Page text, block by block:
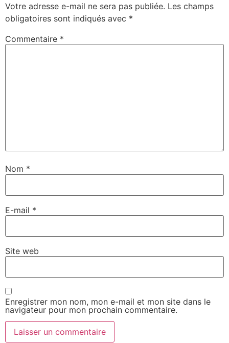
Votre adresse e-mail ne sera pas publiée. Les champs
obligatoires sont indiqués avec *
Commentaire *
Nom *
E-mail *
Site web
Enregistrer mon nom, mon e-mail et mon site dans le
navigateur pour mon prochain commentaire.